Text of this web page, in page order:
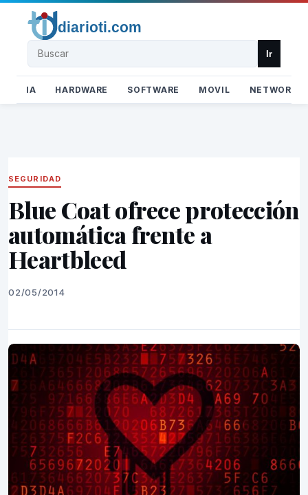
Buscar Ir
IA HARDWARE SOFTWARE MOVIL NETWORK
SEGURIDAD
Blue Coat ofrece protección
automática frente a
Heartbleed
02/05/2014